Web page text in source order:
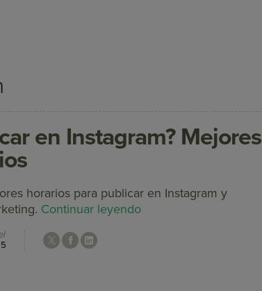
en Instagram? Mejores
horarios para publicar en Instagram y
Continuar leyendo